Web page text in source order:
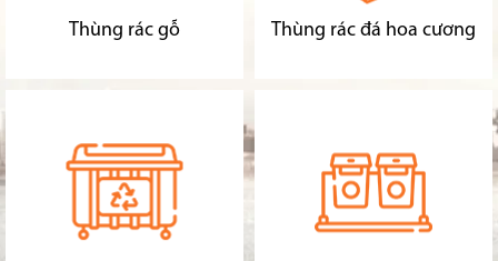
Thùng rác gỗ Thùng rác đá hoa cương